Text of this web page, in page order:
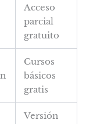
Acceso
parcial
gratuito
Cursos
básicos
gratis
Versión